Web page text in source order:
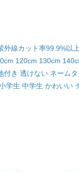
外線カット率99.9%以
120cm 130cm
付き 透けない ネーム
学生 中学生 かわいい